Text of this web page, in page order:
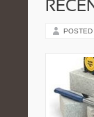
POSTED